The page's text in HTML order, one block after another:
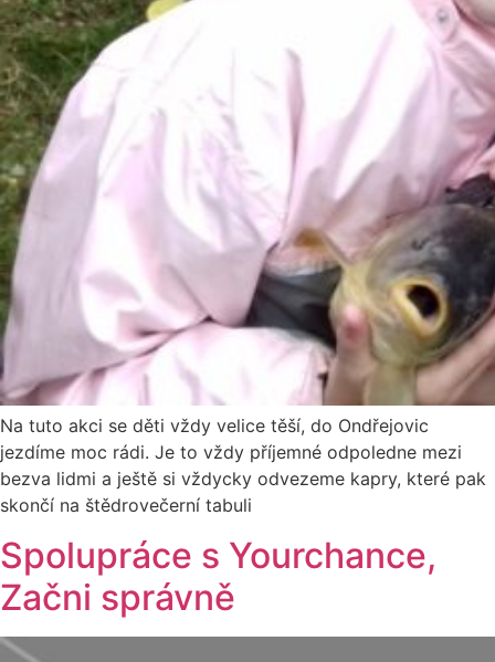
Na tuto akci se děti vždy velice těší, do Ondřejovic
jezdíme moc rádi. Je to vždy příjemné odpoledne mezi
bezva lidmi a ještě si vždycky odvezeme kapry, které pak
skončí na štědrovečerní tabuli
Spolupráce s Yourchance,
Začni správně